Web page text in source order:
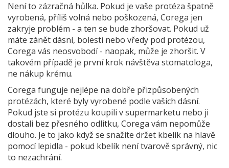
Není to zázračná hůlka. Pokud je vaše protéza špatně
vyrobená, příliš volná nebo poškozená, Corega jen
zakryje problém - a ten se bude zhoršovat. Pokud už
máte zánět dásní, bolesti nebo vředy pod protézou,
Corega vás neosvobodí - naopak, může je zhoršit. V
takovém případě je první krok návštěva stomatologa,
ne nákup krému.
Corega funguje nejlépe na dobře přizpůsobených
protézách, které byly vyrobené podle vašich dásní.
Pokud jste si protézu koupili v supermarketu nebo ji
dostali bez přesného odlitku, Corega vám nepomůže
dlouho. Je to jako když se snažíte držet kbelík na hlavě
pomocí lepidla - pokud kbelík není tvarově správný, nic
to nezachrání.